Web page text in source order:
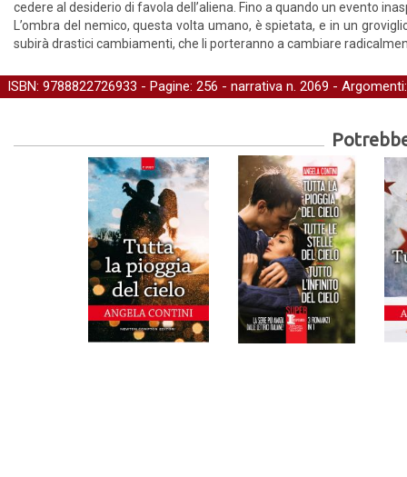
cedere al desiderio di favola dell’aliena. Fino a quando un evento
L’ombra del nemico, questa volta umano, è spietata, e in un
subirà drastici cambiamenti, che li porteranno a cambiare
ISBN: 9788822726933 - Pagine: 256 - narrativa n. 2069 -